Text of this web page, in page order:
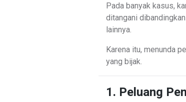
Pada banyak kasus,
ditangani
lainnya.
Karena itu, menunda
yang bijak.
1. Peluang